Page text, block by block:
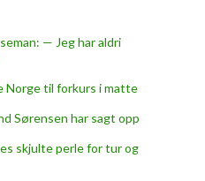
— Jeg har aldri
Norge til forkurs i matte
Sørensen har sagt opp
skjulte perle for tur og